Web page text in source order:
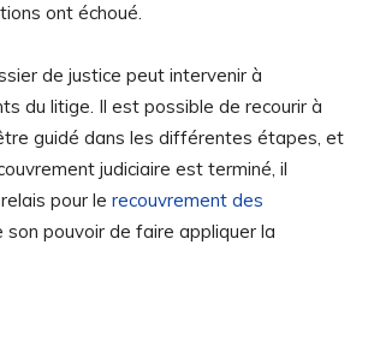
ont échoué.
de justice peut intervenir à
du litige. Il est possible de recourir à
guidé dans les différentes étapes, et
judiciaire est terminé, il
pour le recouvrement des
son pouvoir de faire appliquer la